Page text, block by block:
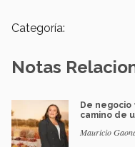
Categoría:
Notas
De
camino de
Mauricio